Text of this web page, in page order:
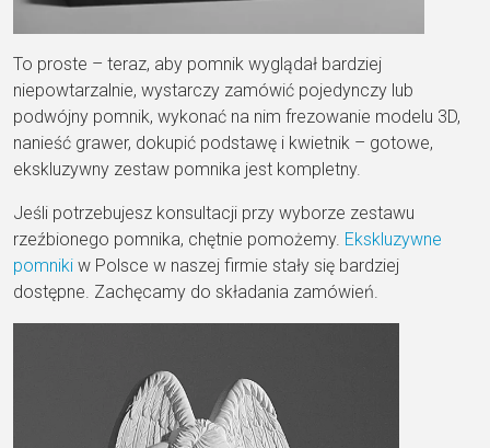
To proste – teraz, aby pomnik wyglądał bardziej
niepowtarzalnie, wystarczy zamówić pojedynczy lub
podwójny pomnik, wykonać na nim frezowanie modelu 3D,
nanieść grawer, dokupić podstawę i kwietnik – gotowe,
ekskluzywny zestaw pomnika jest kompletny.
Jeśli potrzebujesz konsultacji przy wyborze zestawu
rzeźbionego pomnika, chętnie pomożemy. Ekskluzywne
pomniki w Polsce w naszej firmie stały się bardziej
dostępne. Zachęcamy do składania zamówień.